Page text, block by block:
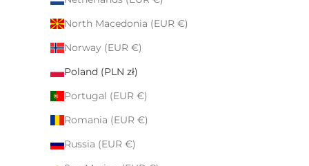
North Macedonia (EUR €)
Norway (EUR €)
Poland (PLN zł)
Portugal (EUR €)
Romania (EUR €)
Russia (EUR €)